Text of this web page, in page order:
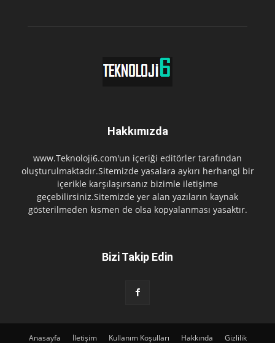
Hakkımızda
www.Teknoloji6.com'un içeriği editörler tarafından
oluşturulmaktadır.Sitemizde yasalara aykırı herhangi bir
içerikle karşılaşırsanız bizimle iletişime
geçebilirsiniz.Sitemizde yer alan yazıların kaynak
gösterilmeden kısmen de olsa kopyalanması yasaktır.
Bizi Takip Edin
Anasayfa İletişim Kullanım Koşulları Hakkında Gizlilik